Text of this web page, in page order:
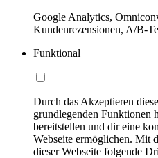
Google Analytics,
Kundenrezensionen, A/B-
Funktional
Durch das Akzeptieren
grundlegenden Funktionen
bereitstellen und dir eine
Webseite ermöglichen. Mit
dieser Webseite folgende